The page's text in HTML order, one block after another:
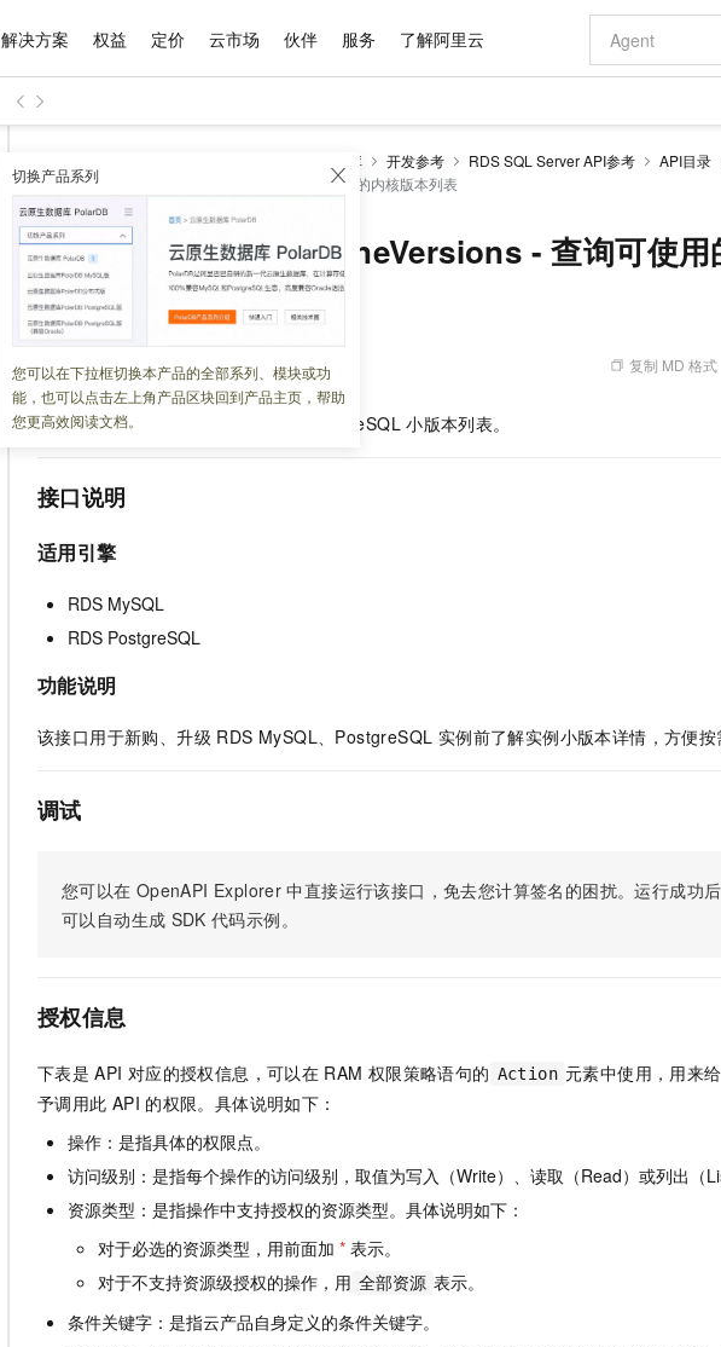
解决方案 权益 定价 云市场 伙伴 服务 了解阿里云
切换产品系列
您可以在下拉框切换本产品的全部系列、模块或功
能，也可以点击左上角产品区块回到产品主页，帮助
您更高效阅读文档。
RDS SQL Server数据库 开发参考 RDS SQL Server API参考 API目录
DescribeDBMiniEngineVersions - 查询可使用的内核版本列表
DescribeDBMiniEngineVersions - 查询可使用
表
更新时间：2026-04-15 21:36:18 复制 MD 格式
该接口用于查询可用的 PostgreSQL 小版本列表。
接口说明
适用引擎
RDS MySQL
RDS PostgreSQL
功能说明
该接口用于新购、升级 RDS MySQL、PostgreSQL 实例前了解实例小版本详情，方便按
调试
您可以在 OpenAPI Explorer 中直接运行该接口，免去您计算签名的困扰。运行成功
可以自动生成 SDK 代码示例。
授权信息
下表是 API 对应的授权信息，可以在 RAM 权限策略语句的 Action 元素中使用，用来给
予调用此 API 的权限。具体说明如下：
操作：是指具体的权限点。
访问级别：是指每个操作的访问级别，取值为写入（Write）、读取（Read）或列出（
资源类型：是指操作中支持授权的资源类型。具体说明如下：
对于必选的资源类型，用前面加 * 表示。
对于不支持资源级授权的操作，用 全部资源 表示。
条件关键字：是指云产品自身定义的条件关键字。
大模型
大模型
文本生成
Qwen3.8-Max HOT
智能体时代全能旗舰模型 Kimi 最新旗舰模型，长程编程与推理利器
大模型服务
千问AI平台-Token Plan
在线体验全尺寸、多种模态的模型效果
丰富多元化的应用模版和解决方案
快速部署 Dify，高效搭建 AI 应用
10 分钟在聊天系统中增加一个 AI 助手 即刻拥有 DeepSeek-R1 满血版
精选产品
大模型服务平台百炼
大模型服务与应用平台
千问大模型
多元化、高性能、安全可靠的大模型服务
无影云电脑
随时随地安全接入的云上超级电脑
云解析DNS
云原生大数据计算服务 MaxCompute
面向分析的企业级SaaS模式云数据仓库
域名与网站
对象存储 OSS
一站式AI开发、训练和推理服务
Qoder CN
云数据库
面向真实软件
精选解决方案
睿译宝，AI翻译排版一步到位
上传文档即自动完成翻译和格式还原
GLM-5.2：长任务时代开源旗舰模型
真正可用的 1M 上下文,一次完成代码全链路开发
Hermes Agent，打造自进化智能体
自主进化，持久记忆，越用越聪明
快速拥有专属 OpenClaw
即刻拥有 DeepSeek-V4-Pro
轻松解锁专属 DeepSeek-V4-Pro
Claude Code + GStack 打造工程团队
安装技能 GStack，拥有专属 AI 工程团队
一键部署幻
普惠上云
普惠上云 官方力荐
云服务器38元/年起，超值低价云产品抢先购
官方推荐返现计划
推荐新用户得奖励，单订单最高返9万
云工开物
高校专属算力普惠，学生认证享300元代金券
免费试用
解决方案免费试用 新老同享
最高领取价值200元试用点，立即开启云上创新
AI 产品 免费试用
140+云产品 免费试用
助力企业全员 AI 认知与能力提升
AI 特惠
智启 AI 普惠权益
阿里云 OPC 创新助力计划
至高百万元 Token 补贴，加速一人公司成长
Qwen3.8-Max 首发尝鲜，限时加量 10 倍，夜间低至2折
千问办公，限时限量积分加倍
你的AI工作搭子，覆盖日常办公高频场景
AI 场景体
AI 电商营销
图文、视频一
产品定价
了解云产品的定价详情
云上成本管理
管理和优化成本
价格计算器
自助选配和估算价格
价格优势
推动算力普惠，释放技术红利
配置报价
精选商城
网站建设
多端小程序
Salesforce 国际版订阅
友盟天域
观测云
Tuya 物联网平台阿里云版
电子合同
AI空中课堂在线直播课堂（旗舰版）
生态解决方案
行业生态解决方案
AI 开发和 AI 应用解决方案
数据与 API
数据集
身份实名认证
短信
OCR 文字识别
发票查验
财税管理
基础软件
CentOS
JAVA
模板建站
成为销售伙伴
分销伙伴
咨询伙伴
销售伙伴合作计划
Salesforce On Alibaba Cloud
Consulting Partner 合作计划
AI 大模型销售与服务生态合作计划
成为产品伙伴
产品生态集成认证中心
产品生态伙伴工作台
产品伙伴
云存储合作
云网络合作
售前咨询
在线服务
售后服务
自助服务
工单服务
短信专区
企业增值服务
企业支持计划
企业增值服务台
服务实践
创新中心
阿里云认
训练营
为什么选择阿里云
什么是云计算
技术领先
稳定可靠
安全合规
分析师报告
研究报告与白皮书
云开发大赛
入门学习赛
最佳实践
云上春晚
云栖战略参考
云上的中国
金融模力时刻
市场活动
云栖大会
魔搭